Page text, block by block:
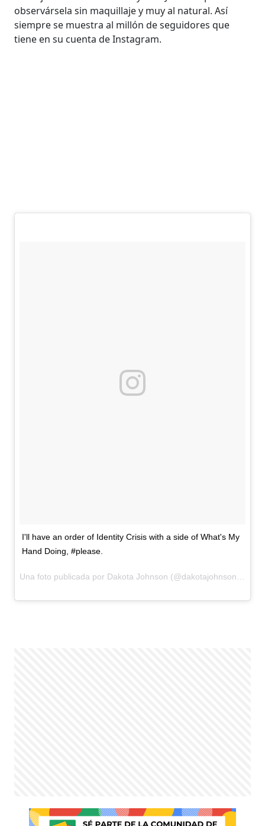
observársela sin maquillaje y muy al natural. Así
siempre se muestra al millón de seguidores que
tiene en su cuenta de Instagram.
I'll have an order of Identity Crisis with a side of What's My
Hand Doing, #please.